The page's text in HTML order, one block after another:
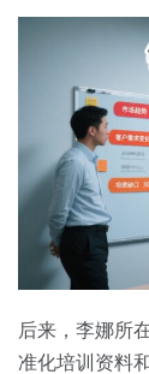
后来，李娜所
准化培训资料